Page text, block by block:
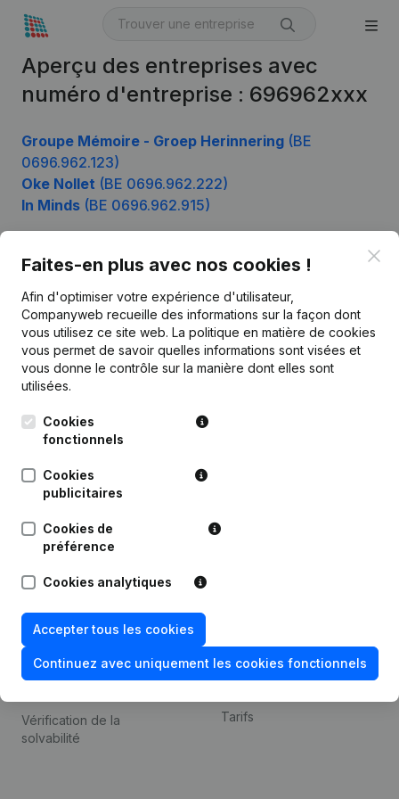
Aperçu des entreprises avec
numéro d'entreprise : 696962xxx
Groupe Mémoire - Groep Herinnering (BE
0696.962.123)
Oke Nollet (BE 0696.962.222)
In Minds (BE 0696.962.915)
Faites-en plus avec nos cookies !
Afin d'optimiser votre expérience d'utilisateur,
Companyweb recueille des informations sur la façon dont
vous utilisez ce site web. La politique en matière de cookies
vous permet de savoir quelles informations sont visées et
vous donne le contrôle sur la manière dont elles sont
utilisées.
Cookies
fonctionnels
Cookies
publicitaires
Cookies de
préférence
Cookies analytiques
Accepter tous les cookies
Continuez avec uniquement les cookies fonctionnels
Français
Leuvensesteenweg
248D,
Produit
Informations d’entreprise
Monitoring
Recherche internationale
Thème
de la fraude
Consulter des comptes
annuels
Recherche de numéro de
Vérification de la
solvabilité
Contact
Tarifs